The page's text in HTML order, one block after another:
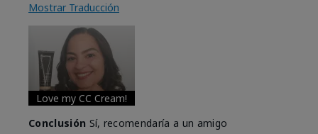
Mostrar Traducción
Love my CC Cream!
Conclusión Sí, recomendaría a un amigo